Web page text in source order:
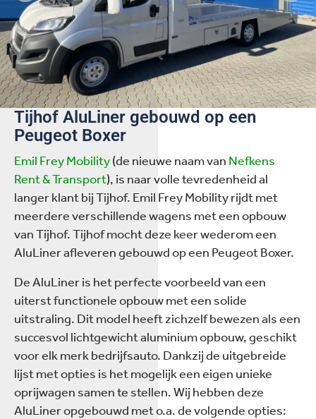
Tijhof AluLiner gebouwd op een
Peugeot Boxer
Emil Frey Mobility(de nieuwe naam van Nefkens
Rent & Transport), is naar volle tevredenheid al
langer klant bij Tijhof. Emil Frey Mobility rijdt met
meerdere verschillende wagens met een opbouw
van Tijhof. Tijhof mocht deze keer wederom een
AluLiner afleveren gebouwd op een Peugeot Boxer.
De AluLiner is het perfecte voorbeeld van een
uiterst functionele opbouw met een solide
uitstraling. Dit model heeft zichzelf bewezen als een
succesvol lichtgewicht aluminium opbouw, geschikt
voor elk merk bedrijfsauto. Dankzij de uitgebreide
lijst met opties is het mogelijk een eigen unieke
oprijwagen samen te stellen. Wij hebben deze
AluLiner opgebouwd met o.a. de volgende opties: